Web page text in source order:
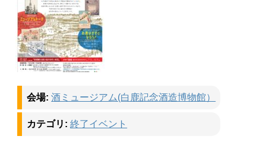
会場: 酒ミュージアム(白鹿記念酒造博物館）
カテゴリ: 終了イベント